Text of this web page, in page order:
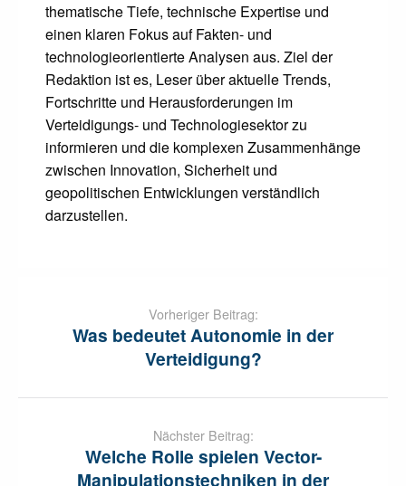
thematische Tiefe, technische Expertise und
einen klaren Fokus auf Fakten- und
technologieorientierte Analysen aus. Ziel der
Redaktion ist es, Leser über aktuelle Trends,
Fortschritte und Herausforderungen im
Verteidigungs- und Technologiesektor zu
informieren und die komplexen Zusammenhänge
zwischen Innovation, Sicherheit und
geopolitischen Entwicklungen verständlich
darzustellen.
Vorheriger Beitrag:
Was bedeutet Autonomie in der
Verteidigung?
Nächster Beitrag:
Welche Rolle spielen Vector-
Manipulationstechniken in der